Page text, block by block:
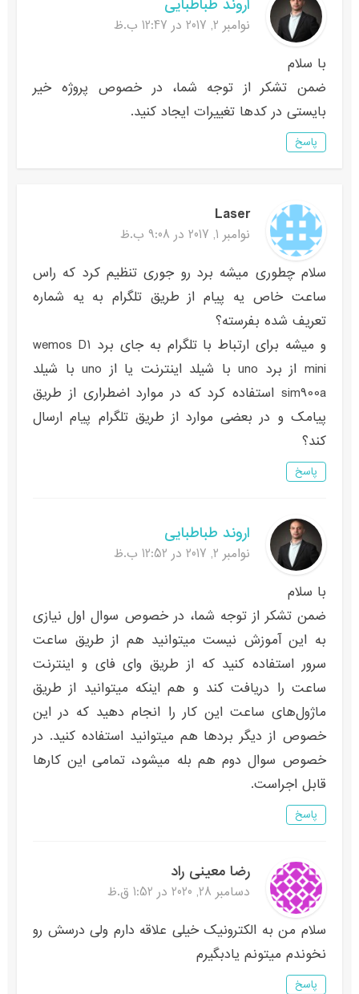
اروند طباطبایی
نوامبر 2, 2017 در 12:47 ب.ظ
با سلام
ضمن تشکر از توجه شما، در خصوص پروژه خیر
بایستی در کدها تغییرات ایجاد کنید.
پاسخ
Laser
نوامبر 1, 2017 در 9:08 ب.ظ
سلام چطوری میشه برد رو جوری تنظیم کرد که راس
ساعت خاص یه پیام از طریق تلگرام به یه شماره
تعریف شده بفرسته؟
و میشه برای ارتباط با تلگرام به جای برد wemos D1
mini از برد uno با شیلد اینترنت یا از uno با شیلد
sim900a استفاده کرد که در موارد اضطراری از طریق
پیامک و در بعضی موارد از طریق تلگرام پیام ارسال
کند؟
پاسخ
اروند طباطبایی
نوامبر 2, 2017 در 12:52 ب.ظ
با سلام
ضمن تشکر از توجه شما، در خصوص سوال اول نیازی
به این آموزش نیست میتوانید هم از طریق ساعت
سرور استفاده کنید که از طریق وای فای و اینترنت
ساعت را دریافت کند و هم اینکه میتوانید از طریق
ماژول‌های ساعت این کار را انجام دهید که در این
خصوص از دیگر بردها هم میتوانید استفاده کنید. در
خصوص سوال دوم هم بله میشود، تمامی این کارها
قابل اجراست.
پاسخ
رضا معینی راد
دسامبر 28, 2020 در 1:52 ق.ظ
سلام من به الکترونیک خیلی علاقه دارم ولی درسش رو
نخوندم میتونم یادبگیرم
پاسخ